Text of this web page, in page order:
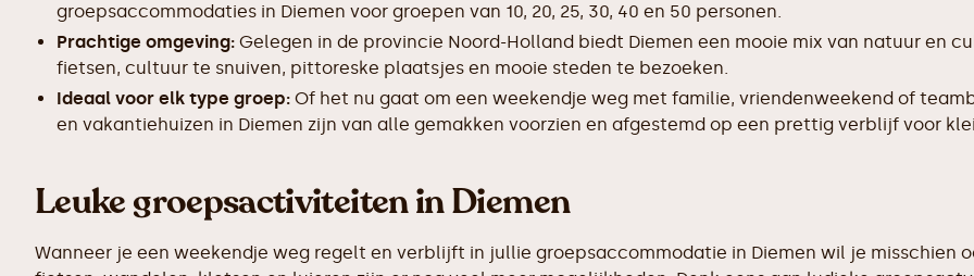
groepsaccommodaties in Diemen voor groepen van 10, 20, 25, 30, 40 en 50 personen.
Prachtige omgeving: Gelegen in de provincie Noord-Holland biedt Diemen een mooie mix van natuur en
fietsen, cultuur te snuiven, pittoreske plaatsjes en mooie steden te bezoeken.
Ideaal voor elk type groep: Of het nu gaat om een weekendje weg met familie, vriendenweekend of
en vakantiehuizen in Diemen zijn van alle gemakken voorzien en afgestemd op een prettig verblijf voor
Leuke groepsactiviteiten in Diemen
Wanneer je een weekendje weg regelt en verblijft in jullie groepsaccommodatie in Diemen wil je misschien